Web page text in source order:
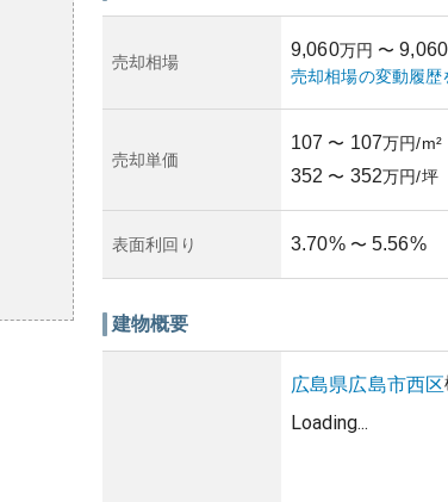
売却相場
9,060万円 〜 9,060
売却相場の変動履歴
売却単価
107 〜 107万円/m²
352 〜 352万円/坪
表面利回り 3.70% 〜 5.56%
建物概要
広島県広島市西区
Loading...